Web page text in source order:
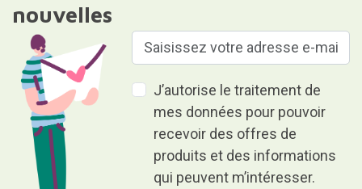
nouvelles
J’autorise le traitement de
mes données pour pouvoir
recevoir des offres de
produits et des informations
qui peuvent m’intéresser.